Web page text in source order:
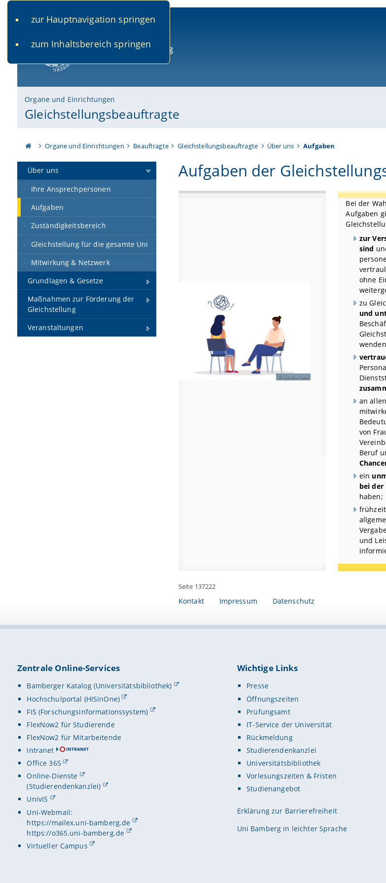
zur Hauptnavigation springen
zum Inhaltsbereich springen
Organe und Einrichtungen
Gleichstellungsbeauftragte
Organe und Einrichtungen Beauftragte Gleichstellungsbeauftragte Über uns Aufgaben
Über uns
Ihre Ansprechpersonen
Aufgaben
Zuständigkeitsbereich
Gleichstellung für die gesamte Uni
Mitwirkung & Netzwerk
Grundlagen & Gesetze
Maßnahmen zur Förderung der
Gleichstellung
Veranstaltungen
Aufgaben der
Colourbox
Bei der
Aufgaben
zur
sind
ohne
zu
und
an
von
Beruf
ein
bei
haben;
und
Seite 137222
Kontakt Impressum Datenschutz
Zentrale Online-Services
Bamberger Katalog (Universitätsbibliothek)
Hochschulportal (HISinOne)
FIS (Forschungsinformationssystem)
FlexNow2 für Studierende
FlexNow2 für Mitarbeitende
Intranet
Office 365
Online-Dienste
(Studierendenkanzlei)
UnivIS
Uni-Webmail:
https://mailex.uni-bamberg.de
https://o365.uni-bamberg.de
Virtueller Campus
Wichtige Links
Presse
Öffnungszeiten
Prüfungsamt
IT-Service der Universität
Rückmeldung
Studierendenkanzlei
Universitätsbibliothek
Vorlesungszeiten & Fristen
Studienangebot
Erklärung zur Barrierefreiheit
Uni Bamberg in leichter Sprache